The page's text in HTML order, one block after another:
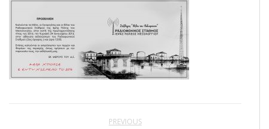
PREVIOUS